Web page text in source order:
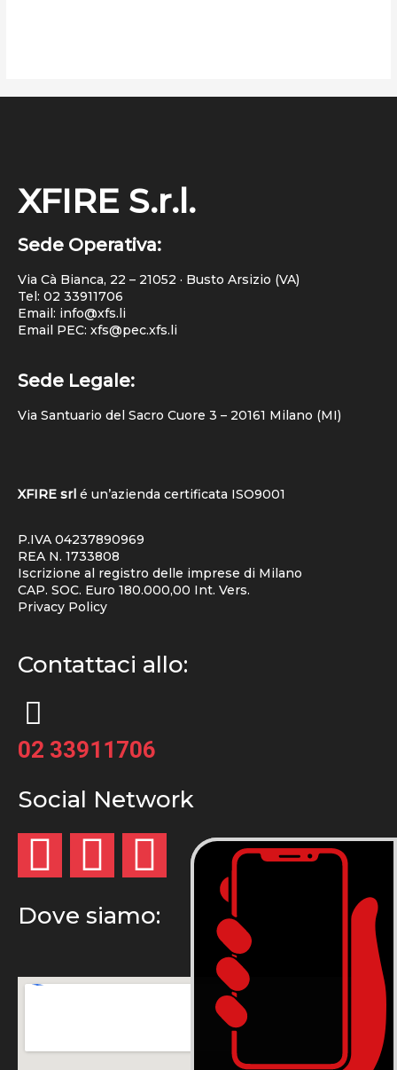
XFIRE S.r.l.
Sede Operativa:
Via Cà Bianca, 22 – 21052 · Busto Arsizio (VA)
Tel: 02 33911706
Email: info@xfs.li
Email PEC: xfs@pec.xfs.li
Sede Legale:
Via Santuario del Sacro Cuore 3 – 20161 Milano (MI)
XFIRE srl é un’azienda certificata ISO9001
P.IVA 04237890969
REA N. 1733808
Iscrizione al registro delle imprese di Milano
CAP. SOC. Euro 180.000,00 Int. Vers.
Privacy Policy
Contattaci allo:
02 33911706
Social Network
Dove siamo: